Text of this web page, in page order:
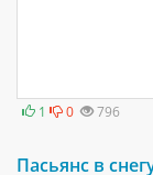
1 0 796
Пасьянс в